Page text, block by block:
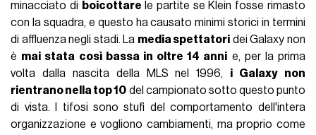
minacciato di boicottare le partite se Klein fosse rimasto
con la squadra, e questo ha causato minimi storici in termini
di affluenza negli stadi. La media spettatori dei Galaxy non
è mai stata così bassa in oltre 14 anni e, per la prima
volta dalla nascita della MLS nel 1996, i Galaxy non
rientrano nella top 10 del campionato sotto questo punto
di vista. I tifosi sono stufi del comportamento dell'intera
organizzazione e vogliono cambiamenti, ma proprio come